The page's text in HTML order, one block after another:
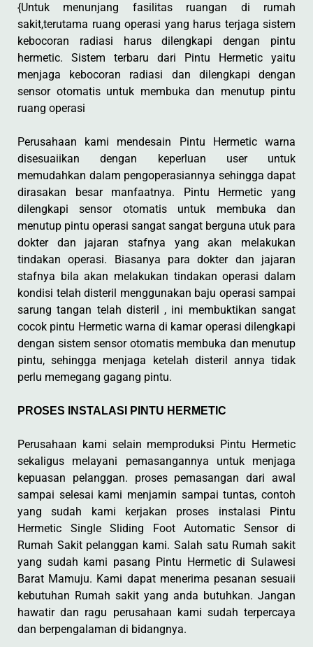
{Untuk menunjang fasilitas ruangan di rumah
sakit,terutama ruang operasi yang harus terjaga sistem
kebocoran radiasi harus dilengkapi dengan pintu
hermetic. Sistem terbaru dari Pintu Hermetic yaitu
menjaga kebocoran radiasi dan dilengkapi dengan
sensor otomatis untuk membuka dan menutup pintu
ruang operasi
Perusahaan kami mendesain Pintu Hermetic warna
disesuaiikan dengan keperluan user untuk
memudahkan dalam pengoperasiannya sehingga dapat
dirasakan besar manfaatnya. Pintu Hermetic yang
dilengkapi sensor otomatis untuk membuka dan
menutup pintu operasi sangat sangat berguna utuk para
dokter dan jajaran stafnya yang akan melakukan
tindakan operasi. Biasanya para dokter dan jajaran
stafnya bila akan melakukan tindakan operasi dalam
kondisi telah disteril menggunakan baju operasi sampai
sarung tangan telah disteril , ini membuktikan sangat
cocok pintu Hermetic warna di kamar operasi dilengkapi
dengan sistem sensor otomatis membuka dan menutup
pintu, sehingga menjaga ketelah disteril annya tidak
perlu memegang gagang pintu.
PROSES INSTALASI PINTU HERMETIC
Perusahaan kami selain memproduksi Pintu Hermetic
sekaligus melayani pemasangannya untuk menjaga
kepuasan pelanggan. proses pemasangan dari awal
sampai selesai kami menjamin sampai tuntas, contoh
yang sudah kami kerjakan proses instalasi Pintu
Hermetic Single Sliding Foot Automatic Sensor di
Rumah Sakit pelanggan kami. Salah satu Rumah sakit
yang sudah kami pasang Pintu Hermetic di Sulawesi
Barat Mamuju. Kami dapat menerima pesanan sesuaii
kebutuhan Rumah sakit yang anda butuhkan. Jangan
hawatir dan ragu perusahaan kami sudah terpercaya
dan berpengalaman di bidangnya.